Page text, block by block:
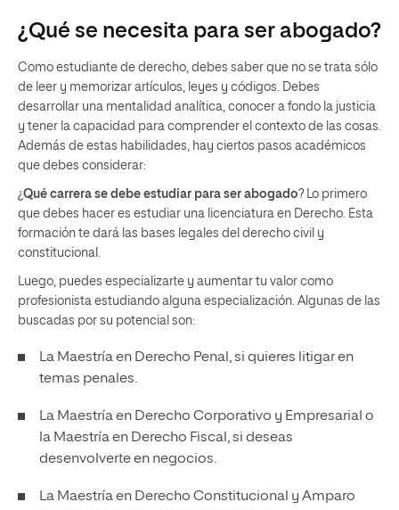
¿Qué se necesita para ser abogado?
Como estudiante de derecho, debes saber que no se trata sólo
de leer y memorizar artículos, leyes y códigos. Debes
desarrollar una mentalidad analítica, conocer a fondo la justicia
y tener la capacidad para comprender el contexto de las cosas.
Además de estas habilidades, hay ciertos pasos académicos
que debes considerar:
¿Qué carrera se debe estudiar para ser abogado? Lo primero
que debes hacer es estudiar una licenciatura en Derecho. Esta
formación te dará las bases legales del derecho civil y
constitucional.
Luego, puedes especializarte y aumentar tu valor como
profesionista estudiando alguna especialización. Algunas de las
buscadas por su potencial son:
La Maestría en Derecho Penal , si quieres litigar en
temas penales.
La Maestría en Derecho Corporativo y Empresarial o
la Maestría en Derecho Fiscal , si deseas
desenvolverte en negocios.
La Maestría en Derecho Constitucional y Amparo